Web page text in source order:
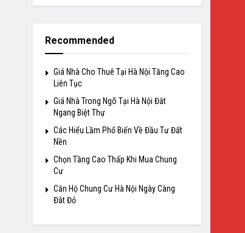
Recommended
Giá Nhà Cho Thuê Tại Hà Nội Tăng Cao
Liên Tục
Giá Nhà Trong Ngõ Tại Hà Nội Đắt
Ngang Biệt Thự
Các Hiểu Lầm Phổ Biến Về Đầu Tư Đất
Nền
Chọn Tầng Cao Thấp Khi Mua Chung
Cư
Căn Hộ Chung Cư Hà Nội Ngày Càng
Đắt Đỏ